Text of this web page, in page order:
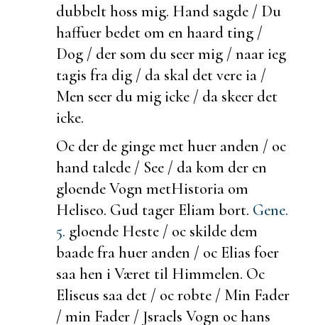
dubbelt hoss mig. Hand sagde / Du
haffuer bedet om en haard ting /
Dog / der som du seer mig / naar ieg
tagis fra dig / da skal det vere ia /
Men seer du mig icke / da skeer det
icke.
Oc der de ginge methuer anden / oc
hand talede / See / da kom der en
gloende Vogn metHistoria om
Heliseo. Gud tager Eliam bort. Gene.
5. gloende Heste / oc skilde dem
baade fra huer anden / oc Elias foer
saa hen i Været til Himmelen. Oc
Eliseus saa det / oc robte / Min Fader
/ min Fader / Jsraels Vogn oc hans